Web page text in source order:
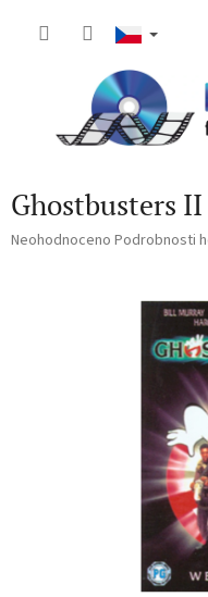
Ghostbusters II
Průměrné
Neohodnoceno Podrobnosti